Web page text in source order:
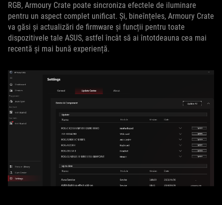
RGB, Armoury Crate poate sincroniza efectele de iluminare
pentru un aspect complet unificat. Și, bineînțeles, Armoury Crate
va găsi și actualizări de firmware și funcții pentru toate
dispozitivele tale ASUS, astfel încât să ai întotdeauna cea mai
recentă și mai bună experiență.